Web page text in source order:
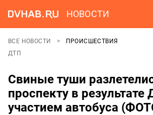
НОВОСТИ
ВСЕ НОВОСТИ
ПРОИСШЕСТВИЯ
ДТП
Свиные туши
проспекту в результате
участием автобуса